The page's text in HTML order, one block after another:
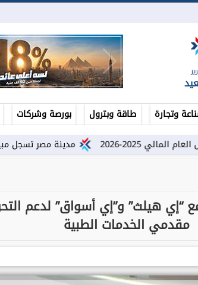
وتجارة طاقة وبترول بورصة وشركات
مدينة مصر تسجل مبيعات جديدة بقيمة 28.4 مليار جنيه وتضاعف معدلات
“إي هيلث” و”إي أسواق” لدعم
مقدمي الخدمات الطبية